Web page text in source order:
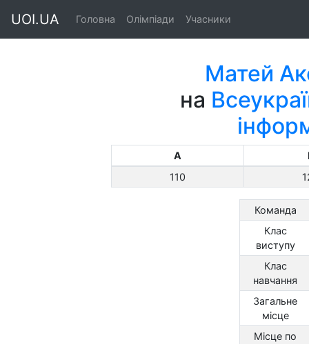
UOI.UA Головна Олімпіади Учасники
Матей
на
A
110
Команда
Клас
виступу
Клас
навчання
Загальне
місце
Місце по